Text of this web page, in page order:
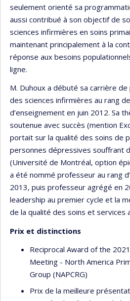
seulement orienté sa
aussi contribué à son objectif de
sciences infirmières en soins
maintenant principalement à la
réponse aux besoins
ligne.
M. Duhoux a débuté sa carrière
des sciences infirmières au rang
d’enseignement en juin 2012. Sa
soutenue avec succès (mention
portait sur la qualité des soins de
personnes dépressives souffrant
(Université de Montréal, option
a été nommé professeur au rang
2013, puis professeur agrégé en
leadership au premier cycle et la
de la qualité des soins et services
Prix et distinctions
Reciprocal Award of the 2021
Meeting - North America
Group (NAPCRG)
Prix de la meilleure